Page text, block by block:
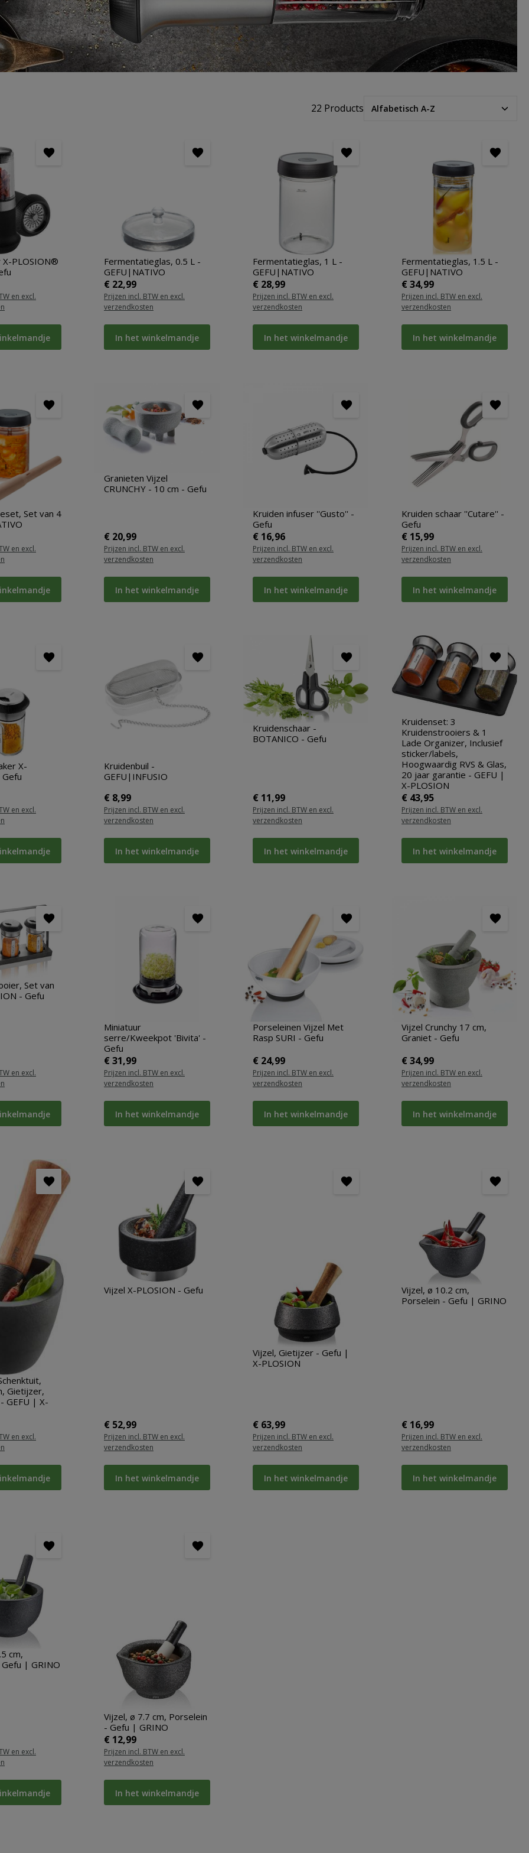
22 Products
X-PLOSION®
en excl.
Fermentatieglas, 0.5 L -
GEFU|NATIVO
Normale prijs:
€ 22,99
Prijzen incl. BTW en excl.
verzendkosten
In het winkelmandje
Fermentatieglas, 1 L -
GEFU|NATIVO
Normale prijs:
€ 28,99
Prijzen incl. BTW en excl.
verzendkosten
In het winkelmandje
Fermentatieglas, 1.5 L -
GEFU|NATIVO
Normale prijs:
€ 34,99
Prijzen incl. BTW en excl.
verzendkosten
In het winkelmandje
Set van 4
en excl.
Granieten Vijzel
CRUNCHY - 10 cm - Gefu
Normale prijs:
€ 20,99
Prijzen incl. BTW en excl.
verzendkosten
In het winkelmandje
Kruiden infuser ''Gusto'' -
Gefu
Normale prijs:
€ 16,96
Prijzen incl. BTW en excl.
verzendkosten
In het winkelmandje
Kruiden schaar ''Cutare'' -
Gefu
Normale prijs:
€ 15,99
Prijzen incl. BTW en excl.
verzendkosten
In het winkelmandje
X-
Gefu
en excl.
Kruidenbuil -
GEFU|INFUSIO
Normale prijs:
€ 8,99
Prijzen incl. BTW en excl.
verzendkosten
In het winkelmandje
Kruidenschaar -
BOTANICO - Gefu
Normale prijs:
€ 11,99
Prijzen incl. BTW en excl.
verzendkosten
In het winkelmandje
Kruidenset: 3
Kruidenstrooiers & 1
Lade Organizer, Inclusief
sticker/labels,
Hoogwaardig RVS & Glas,
20 jaar garantie - GEFU |
X-PLOSION
Normale prijs:
€ 43,95
Prijzen incl. BTW en excl.
verzendkosten
In het winkelmandje
Set van
- Gefu
en excl.
Miniatuur
serre/Kweekpot 'Bivita' -
Gefu
Normale prijs:
€ 31,99
Prijzen incl. BTW en excl.
verzendkosten
In het winkelmandje
Porseleinen Vijzel Met
Rasp SURI - Gefu
Normale prijs:
€ 24,99
Prijzen incl. BTW en excl.
verzendkosten
In het winkelmandje
Vijzel Crunchy 17 cm,
Graniet - Gefu
Normale prijs:
€ 34,99
Prijzen incl. BTW en excl.
verzendkosten
In het winkelmandje
Gietijzer,
GEFU | X-
en excl.
Vijzel X-PLOSION - Gefu
Normale prijs:
€ 52,99
Prijzen incl. BTW en excl.
verzendkosten
In het winkelmandje
Vijzel, Gietijzer - Gefu |
X-PLOSION
Normale prijs:
€ 63,99
Prijzen incl. BTW en excl.
verzendkosten
In het winkelmandje
Vijzel, ø 10.2 cm,
Porselein - Gefu | GRINO
Normale prijs:
€ 16,99
Prijzen incl. BTW en excl.
verzendkosten
In het winkelmandje
cm,
| GRINO
en excl.
Vijzel, ø 7.7 cm, Porselein
- Gefu | GRINO
Normale prijs:
€ 12,99
Prijzen incl. BTW en excl.
verzendkosten
In het winkelmandje